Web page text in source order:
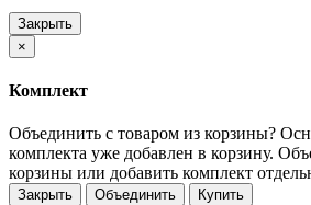
Закрыть
×
Комплект
Объединить с товаром из корзины?
комплекта уже добавлен в корзину.
корзины или добавить комплект
Закрыть Объединить
Купить